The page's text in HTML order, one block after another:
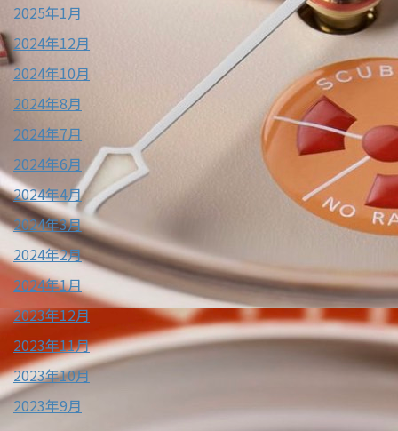
2025年1月
2024年12月
2024年10月
2024年8月
2024年7月
2024年6月
2024年4月
2024年3月
2024年2月
2024年1月
2023年12月
2023年11月
2023年10月
2023年9月